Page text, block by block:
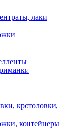
лаки
кротоловки,
контейнеры